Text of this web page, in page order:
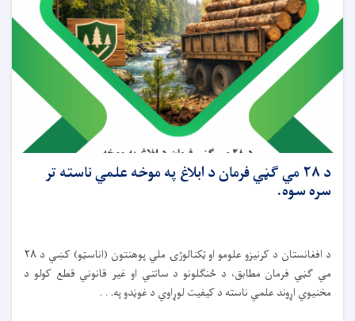
د ۲۸ مي ګڼي فرمان د ابلاغ په موخه علمي ناسته تر
سره سوه.
د افغانستان د کرنیزو علومو او ټکنالوژۍ ملي پوهنتون (اناسټو) کښي د ۲۸
مي ګڼي فرمان مطابق، د ځنګلونو د ساتني او غیر قانوني قطع کولو د
مخنیوي اړوند علمي ناسته د کیفیت لوړاوي د غوڼدو په. . .